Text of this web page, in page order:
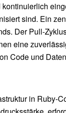
sind. Ein
Der Pull-
eine
Code und
in Ruby-